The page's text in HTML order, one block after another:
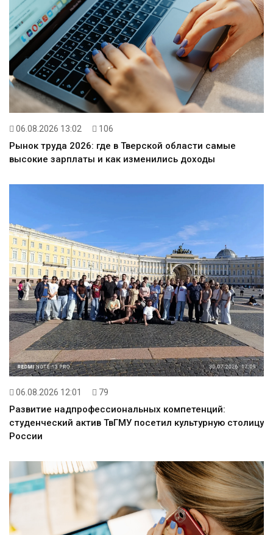
06.08.2026 13:02 106
Рынок труда 2026: где в Тверской области самые
высокие зарплаты и как изменились доходы
06.08.2026 12:01 79
Развитие надпрофессиональных компетенций:
студенческий актив ТвГМУ посетил культурную столицу
России